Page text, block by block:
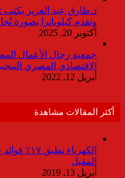
د.طارق عبد العزيز يكتب
وتقدم كيلوباترا بصورة
أكتوبر 20, 2025
جمعية رجال الأعمال
الاقتصادي المصري
أبريل 12, 2022
أكثر المقالات مشاهدة
الكهرباء
المقبل
أبريل 13, 2019